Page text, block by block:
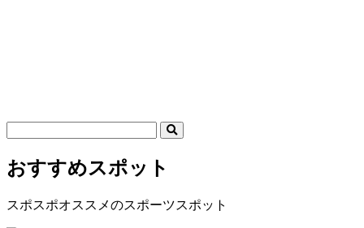
おすすめスポット
スポスポオススメのスポーツスポット